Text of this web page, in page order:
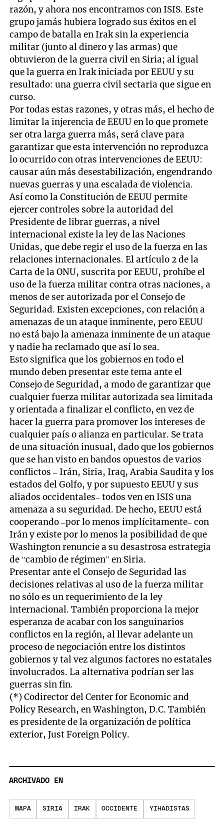
razón, y ahora nos encontramos con ISIS. Este
grupo jamás hubiera logrado sus éxitos en el
campo de batalla en Irak sin la experiencia
militar (junto al dinero y las armas) que
obtuvieron de la guerra civil en Siria; al igual
que la guerra en Irak iniciada por EEUU y su
resultado: una guerra civil sectaria que sigue en
curso.
Por todas estas razones, y otras más, el hecho de
limitar la injerencia de EEUU en lo que promete
ser otra larga guerra más, será clave para
garantizar que esta intervención no reproduzca
lo ocurrido con otras intervenciones de EEUU:
causar aún más desestabilización, engendrando
nuevas guerras y una escalada de violencia.
Así como la Constitución de EEUU permite
ejercer controles sobre la autoridad del
Presidente de librar guerras, a nivel
internacional existe la ley de las Naciones
Unidas, que debe regir el uso de la fuerza en las
relaciones internacionales. El artículo 2 de la
Carta de la ONU, suscrita por EEUU, prohíbe el
uso de la fuerza militar contra otras naciones, a
menos de ser autorizada por el Consejo de
Seguridad. Existen excepciones, con relación a
amenazas de un ataque inminente, pero EEUU
no está bajo la amenaza inminente de un ataque
y nadie ha reclamado que así lo sea.
Esto significa que los gobiernos en todo el
mundo deben presentar este tema ante el
Consejo de Seguridad, a modo de garantizar que
cualquier fuerza militar autorizada sea limitada
y orientada a finalizar el conflicto, en vez de
hacer la guerra para promover los intereses de
cualquier país o alianza en particular. Se trata
de una situación inusual, dado que los gobiernos
que se han visto en bandos opuestos de varios
conflictos – Irán, Siria, Iraq, Arabia Saudita y los
estados del Golfo, y por supuesto EEUU y sus
aliados occidentales– todos ven en ISIS una
amenaza a su seguridad. De hecho, EEUU está
cooperando –por lo menos implícitamente– con
Irán y existe por lo menos la posibilidad de que
Washington renuncie a su desastrosa estrategia
de “cambio de régimen” en Siria.
Presentar ante el Consejo de Seguridad las
decisiones relativas al uso de la fuerza militar
no sólo es un requerimiento de la ley
internacional. También proporciona la mejor
esperanza de acabar con los sanguinarios
conflictos en la región, al llevar adelante un
proceso de negociación entre los distintos
gobiernos y tal vez algunos factores no estatales
involucrados. La alternativa podrían ser las
guerras sin fin.
(*) Codirector del Center for Economic and
Policy Research, en Washington, D.C. También
es presidente de la organización de política
exterior, Just Foreign Policy.
ARCHIVADO EN
MAPA SIRIA IRAK OCCIDENTE YIHADISTAS